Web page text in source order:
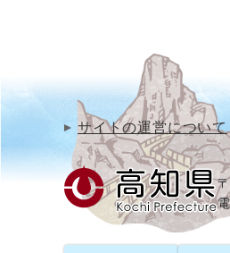
サイトの運営について